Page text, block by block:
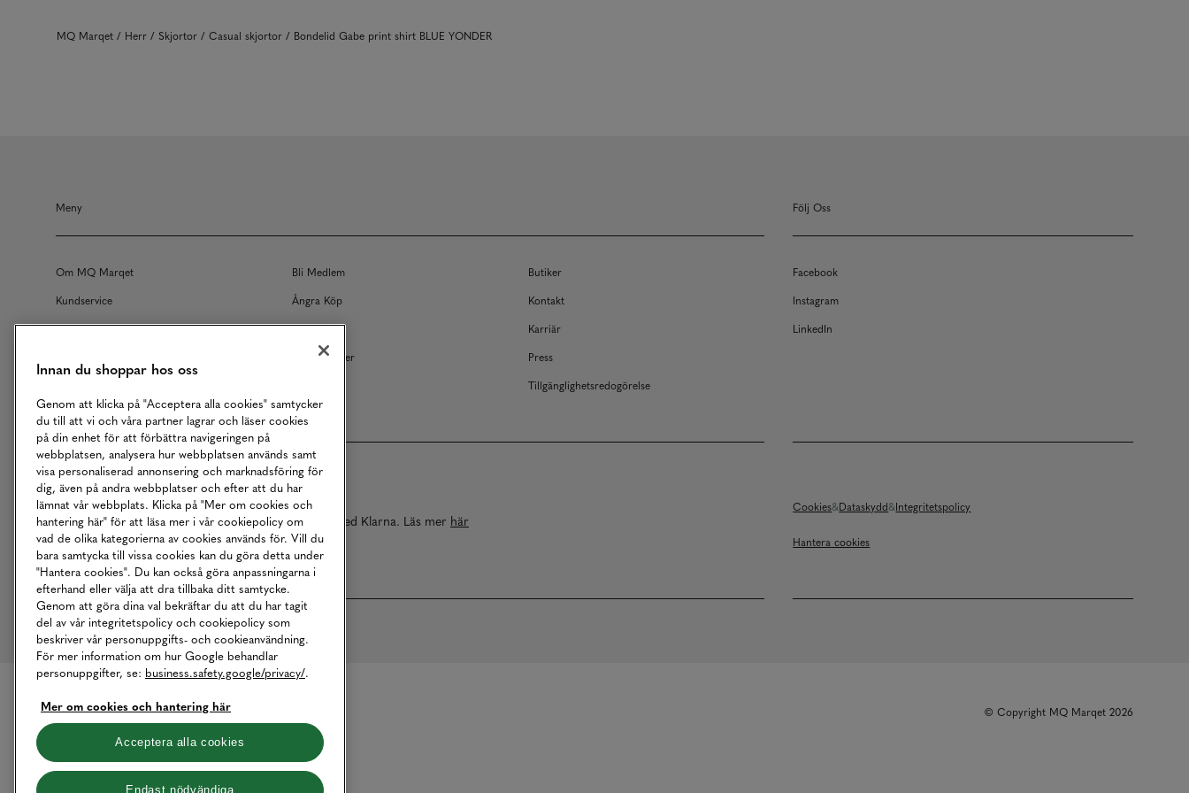
MQ Marqet Herr Skjortor Casual skjortor Bondelid Gabe print shirt BLUE YONDER
Meny
Om MQ Marqet Bli Medlem
Butiker
Kundservice
Ångra Köp
Kontakt
Returer
Köpvillkor
Karriär
Våra Tjänster
Press
Tillgänglighetsredogörelse
Följ Oss
Facebook
Instagram
LinkedIn
Betalningar online sköts i samarbete med Klarna. Läs mer här
Cookies Dataskydd Integritetspolicy
Hantera cookies
© Copyright MQ Marqet 2026
Innan du shoppar hos oss
Genom att klicka på "Acceptera alla cookies" samtycker
du till att vi och våra partner lagrar och läser cookies
på din enhet för att förbättra navigeringen på
webbplatsen, analysera hur webbplatsen används samt
visa personaliserad annonsering och marknadsföring för
dig, även på andra webbplatser och efter att du har
lämnat vår webbplats. Klicka på "Mer om cookies och
hantering här" för att läsa mer i vår cookiepolicy om
vad de olika kategorierna av cookies används för. Vill du
bara samtycka till vissa cookies kan du göra detta under
"Hantera cookies". Du kan också göra anpassningarna i
efterhand eller välja att dra tillbaka ditt samtycke.
Genom att göra dina val bekräftar du att du har tagit
del av vår integritetspolicy och cookiepolicy som
beskriver vår personuppgifts- och cookieanvändning.
För mer information om hur Google behandlar
personuppgifter, se: business.safety.google/privacy/.
Mer om cookies och hantering här
Acceptera alla cookies
Endast nödvändiga